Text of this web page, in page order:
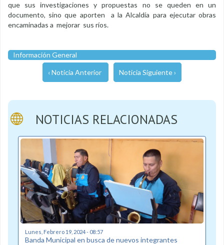
que sus investigaciones y propuestas no se queden en un
documento, sino que aporten a la Alcaldía para ejecutar obras
encaminadas a mejorar sus ríos.
Información General
‹ Noticia Anterior Noticia Siguiente ›
NOTICIAS RELACIONADAS
Lunes, Febrero 19, 2024 - 08:57
Banda Municipal en busca de nuevos integrantes